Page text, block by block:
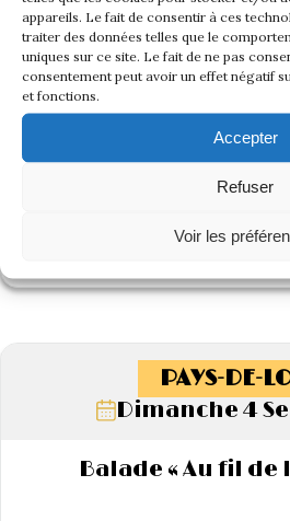
appareils. Le fait de consentir à ces
traiter des données telles que le
uniques sur ce site. Le fait de ne pas
consentement peut avoir un effet négatif
et fonctions.
Accepter
Refuser
Voir les
Voir l'album de cette
PAYS-DE-
Dimanche 4
Balade « Au fil de